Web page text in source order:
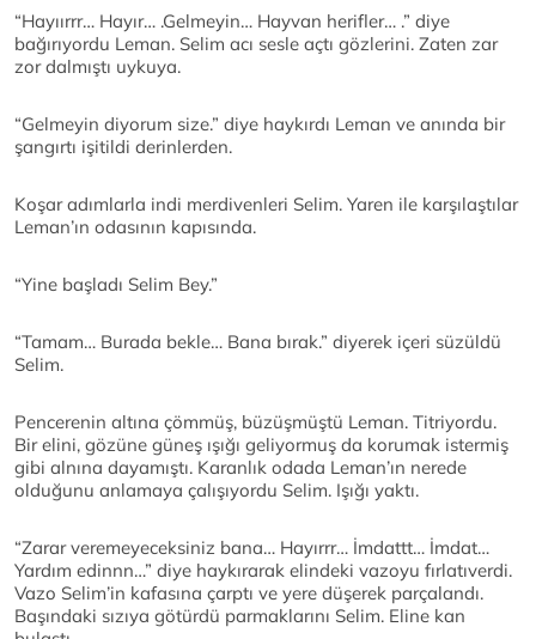
“Hayıırrr… Hayır… .Gelmeyin… Hayvan herifler… .” diye
bağırıyordu Leman. Selim acı sesle açtı gözlerini. Zaten zar
zor dalmıştı uykuya.
“Gelmeyin diyorum size.” diye haykırdı Leman ve anında bir
şangırtı işitildi derinlerden.
Koşar adımlarla indi merdivenleri Selim. Yaren ile karşılaştılar
Leman’ın odasının kapısında.
“Yine başladı Selim Bey.”
“Tamam… Burada bekle… Bana bırak.” diyerek içeri süzüldü
Selim.
Pencerenin altına çömmüş, büzüşmüştü Leman. Titriyordu.
Bir elini, gözüne güneş ışığı geliyormuş da korumak istermiş
gibi alnına dayamıştı. Karanlık odada Leman’ın nerede
olduğunu anlamaya çalışıyordu Selim. Işığı yaktı.
“Zarar veremeyeceksiniz bana… Hayırrr… İmdattt… İmdat…
Yardım edinnn…” diye haykırarak elindeki vazoyu fırlatıverdi.
Vazo Selim’in kafasına çarptı ve yere düşerek parçalandı.
Başındaki sızıya götürdü parmaklarını Selim. Eline kan